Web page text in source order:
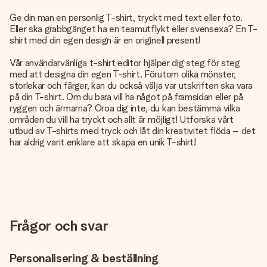
Ge din man en personlig T-shirt, tryckt med text eller foto.
Eller ska grabbgänget ha en teamutflykt eller svensexa? En T-
shirt med din egen design är en originell present!
Vår användarvänliga t-shirt editor hjälper dig steg för steg
med att designa din egen T-shirt. Förutom olika mönster,
storlekar och färger, kan du också välja var utskriften ska vara
på din T-shirt. Om du bara vill ha något på framsidan eller på
ryggen och ärmarna? Oroa dig inte, du kan bestämma vilka
områden du vill ha tryckt och allt är möjligt! Utforska vårt
utbud av T-shirts med tryck och låt din kreativitet flöda – det
har aldrig varit enklare att skapa en unik T-shirt!
Frågor och svar
Personalisering & beställning